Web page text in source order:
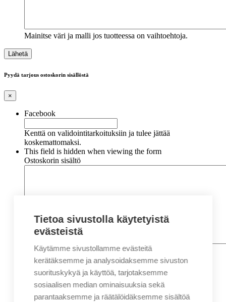
Mainitse väri ja malli jos tuotteessa on vaihtoehtoja.
Pyydä tarjous ostoskorin sisällöstä
×
Facebook
Kenttä on validointitarkoituksiin ja tulee jättää
koskemattomaksi.
This field is hidden when viewing the form
Ostoskorin sisältö
Nimi*
Etunimi
Sukunimi
Tietoa sivustolla käytetyistä
evästeistä
Käytämme sivustollamme evästeitä
kerätäksemme ja analysoidaksemme sivuston
suorituskykyä ja käyttöä, tarjotaksemme
sosiaalisen median ominaisuuksia sekä
parantaaksemme ja räätälöidäksemme sisältöä